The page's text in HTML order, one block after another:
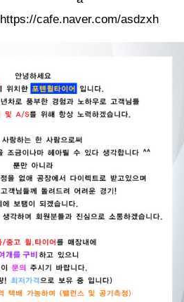
https://cafe.naver.com/asdzxh